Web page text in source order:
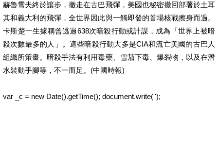
赫魯雪夫終於讓步，撤走在古巴飛彈，美國也秘密撤回部署於土耳
其和義大利的飛彈，全世界因此與一觸即發的首場核戰擦身而過。
卡斯楚一生據稱曾逃過638次暗殺行動或計謀，成為「世界上被暗
殺次數最多的人」。這些暗殺行動大多是CIA和流亡美國的古巴人
組織所策畫。暗殺手法有利用毒藥、雪茄下毒、爆裂物，以及在潛
水裝動手腳等，不一而足。(中國時報)
var _c = new Date().getTime(); document.write('');